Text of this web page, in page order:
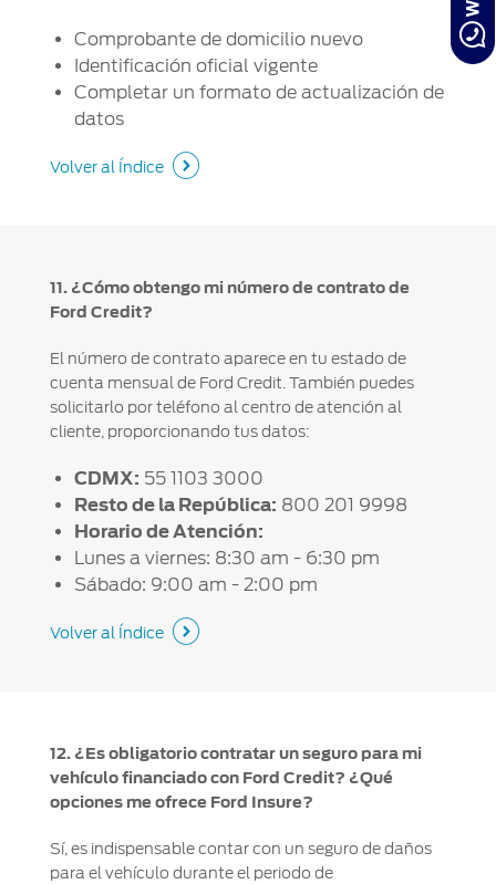
Comprobante de domicilio nuevo
Identificación oficial vigente
Completar un formato de actualización de
datos
Volver al Índice
11. ¿Cómo obtengo mi número de contrato de
Ford Credit?
El número de contrato aparece en tu estado de
cuenta mensual de Ford Credit. También puedes
solicitarlo por teléfono al centro de atención al
cliente, proporcionando tus datos:
CDMX: 55 1103 3000
Resto de la República: 800 201 9998
Horario de Atención:
Lunes a viernes: 8:30 am - 6:30 pm
Sábado: 9:00 am - 2:00 pm
Volver al Índice
12. ¿Es obligatorio contratar un seguro para mi
vehículo financiado con Ford Credit? ¿Qué
opciones me ofrece Ford Insure?
Sí, es indispensable contar con un seguro de daños
para el vehículo durante el periodo de